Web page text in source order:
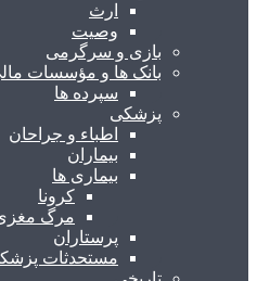
ارث
وصیت
بازی و سرگرمی
بانک ها و مؤسسات
سپرده ها
پزشکی
اطباء و جراحان
بیماران
بیماری ها
کرونا
مرگ
پرستاران
مستحدثات